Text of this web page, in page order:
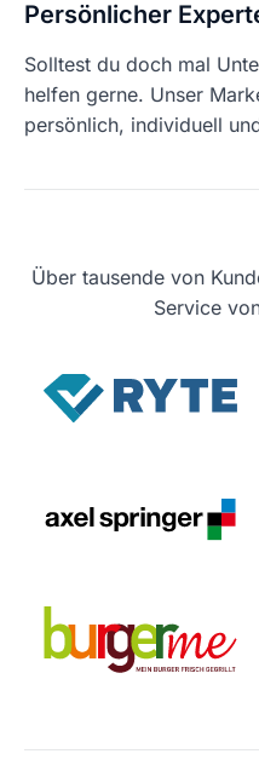
Persönlicher
Solltest du doch mal
helfen gerne. Unser
persönlich, individuell
Über tausende von
Service